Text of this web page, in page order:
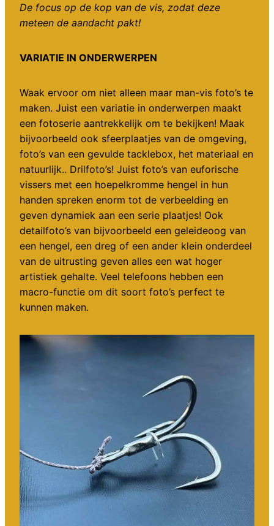
De focus op de kop van de vis, zodat deze
meteen de aandacht pakt!
VARIATIE IN ONDERWERPEN
Waak ervoor om niet alleen maar man-vis foto’s te
maken. Juist een variatie in onderwerpen maakt
een fotoserie aantrekkelijk om te bekijken! Maak
bijvoorbeeld ook sfeerplaatjes van de omgeving,
foto’s van een gevulde tacklebox, het materiaal en
natuurlijk.. Drilfoto’s! Juist foto’s van euforische
vissers met een hoepelkromme hengel in hun
handen spreken enorm tot de verbeelding en
geven dynamiek aan een serie plaatjes! Ook
detailfoto’s van bijvoorbeeld een geleideoog van
een hengel, een dreg of een ander klein onderdeel
van de uitrusting geven alles een wat hoger
artistiek gehalte. Veel telefoons hebben een
macro-functie om dit soort foto’s perfect te
kunnen maken.